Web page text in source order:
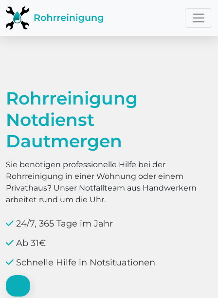
Rohrreinigung
Notdienst
Dautmergen
Sie benötigen professionelle Hilfe bei der
Rohrreinigung in einer Wohnung oder einem
Privathaus? Unser Notfallteam aus Handwerkern
arbeitet rund um die Uhr.
24/7, 365 Tage im Jahr
Ab 31€
Schnelle Hilfe in Notsituationen